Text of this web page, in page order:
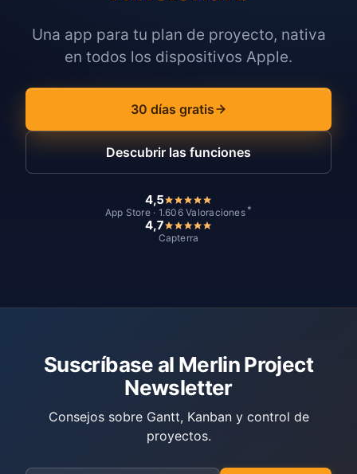
Una app para tu plan de proyecto, nativa
en todos los dispositivos Apple.
30 días gratis
Descubrir las funciones
4,5
App Store · 1.606 Valoraciones *
4,7
Capterra
Suscríbase al Merlin Project
Newsletter
Consejos sobre Gantt, Kanban y control de
proyectos.